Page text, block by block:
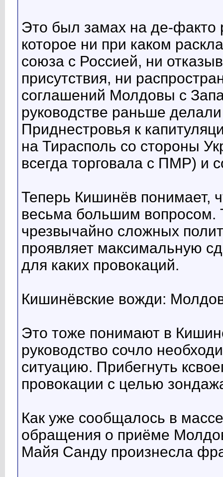
Это был замах на де-факто
которое ни при каком
союза с Россией, ни
присутствия, ни
соглашений Молдовы с
руководстве раньше
Приднестровья к
на Тирасполь со стороны
всегда торговала с ПМР) и
Теперь Кишинёв понимает,
весьма большим вопросом.
чрезвычайно сложных
проявляет максимальную
для каких провокаций.
Кишинёвские вожди:
Это тоже понимают в
руководство сочло
ситуацию. Прибегнуть
провокации с целью
Как уже сообщалось в
обращения о приёме
Майя Санду произнесла